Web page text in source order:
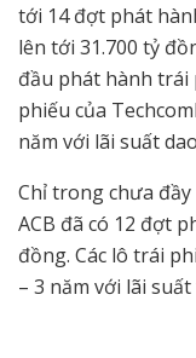
tới 14 đợt phát
lên tới 31.700 tỷ
đầu phát hành trái
phiếu của
năm với lãi suất
Chỉ trong chưa
ACB đã có 12 đợt
đồng. Các lô trái
– 3 năm với lãi